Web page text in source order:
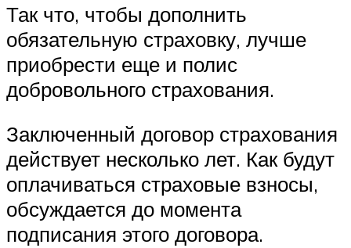
Так что, чтобы дополнить
обязательную страховку, лучше
приобрести еще и полис
добровольного страхования.
Заключенный договор страхования
действует несколько лет. Как будут
оплачиваться страховые взносы,
обсуждается до момента
подписания этого договора.